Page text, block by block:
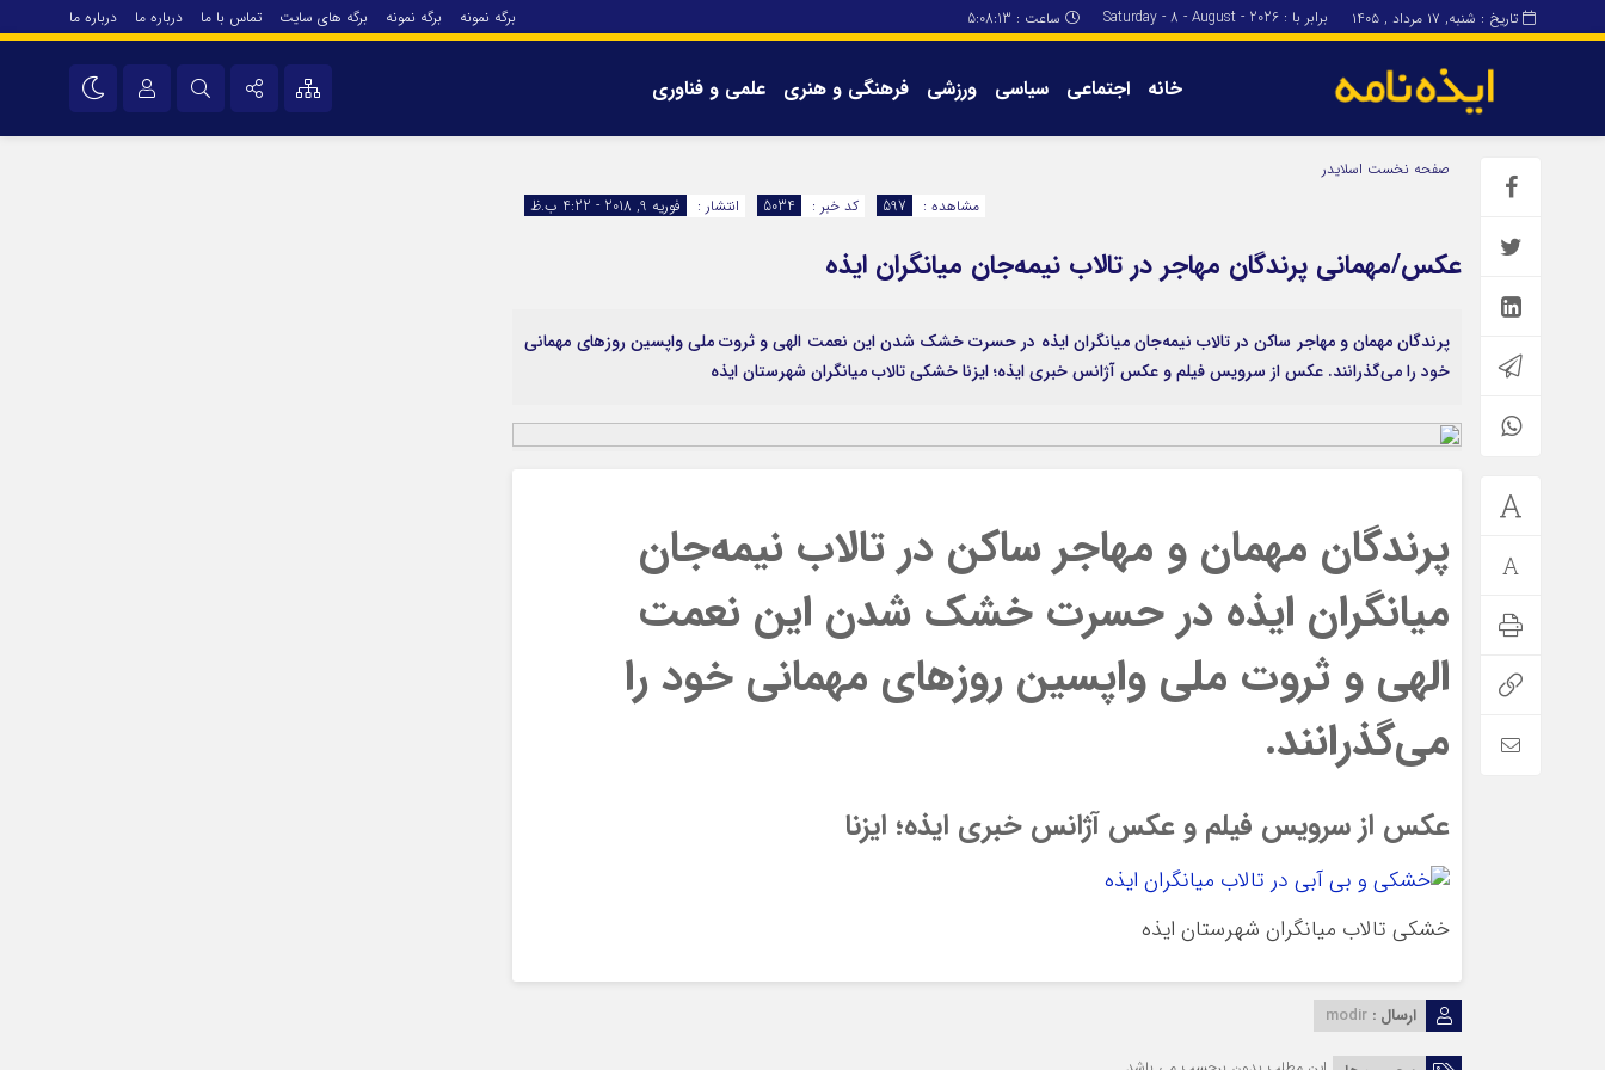
تاریخ : شنبه, ۱۷ مرداد , ۱۴۰۵ برابر با : Saturday - 8 - August - 2026 ساعت : 5:08:13 برگه نمونه برگه نمونه برگه های سایت تماس با ما درباره ما درباره ما
خانه اجتماعی سیاسی ورزشی فرهنگی و هنری علمی و فناوری
برگه نمونهصفحه نخست اسلایدر
انتشار :
فوریه 9, 2018 - 4:22 ب.ظ کد خبر : 5034 مشاهده : 597
عکس/مهمانی پرندگان مهاجر در تالاب نیمه‌جان میانگران ایذه
پرندگان مهمان و مهاجر ساکن در تالاب نیمه‌جان میانگران ایذه در حسرت خشک شدن این نعمت الهی و ثروت ملی واپسین روزهای مهمانی
خود را می‌گذرانند. عکس از سرویس فیلم و عکس آژانس خبری ایذه؛ ایزنا خشکی تالاب میانگران‌ شهرستان ایذه
پرندگان مهمان و مهاجر ساکن در تالاب نیمه‌جان
میانگران ایذه در حسرت خشک شدن این نعمت
الهی و ثروت ملی واپسین روزهای مهمانی خود را
می‌گذرانند.
عکس از سرویس فیلم و عکس آژانس خبری ایذه؛ ایزنا
خشکی تالاب میانگران‌ شهرستان ایذه
ارسال : modir